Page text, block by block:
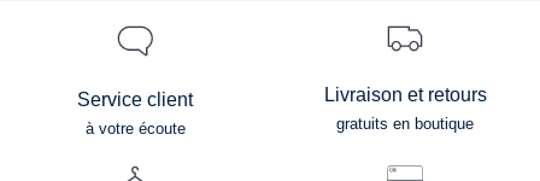
Service client
à votre écoute
Livraison et retours
gratuits en boutique